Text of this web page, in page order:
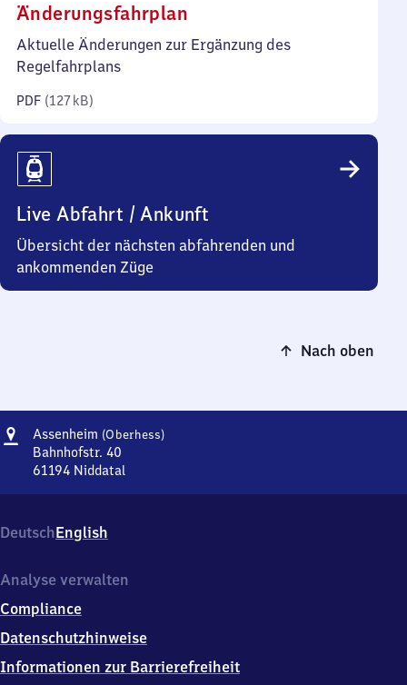
Änderungsfahrplan
127
Aktuelle Änderungen zur Ergänzung des
Regelfahrplans
PDF (127 kB)
Live Abfahrt / Ankunft
Übersicht der nächsten abfahrenden und
ankommenden Züge
Nach oben
Adresse
Assenheim (Oberhess)Assenheim
Bahnhofstr. 40
61194 Niddatal
Bahnhofstr.
40,
1
9
4
DeutschEnglish
Analyse verwalten
Compliance
Datenschutzhinweise
Informationen zur Barrierefreiheit